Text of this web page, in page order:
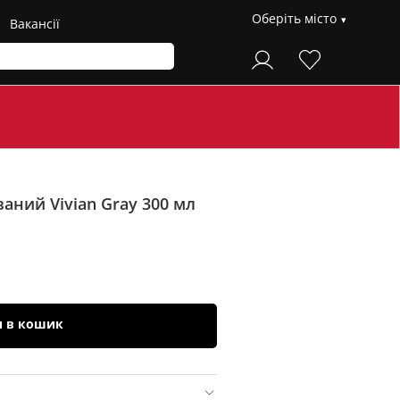
Вакансії Оберіть місто
Vivian Gray 300 мл
в кошик